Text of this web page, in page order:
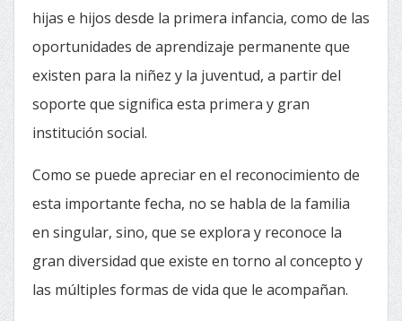
hijas e hijos desde la primera infancia, como de las
oportunidades de aprendizaje permanente que
existen para la niñez y la juventud, a partir del
soporte que significa esta primera y gran
institución social.
Como se puede apreciar en el reconocimiento de
esta importante fecha, no se habla de la familia
en singular, sino, que se explora y reconoce la
gran diversidad que existe en torno al concepto y
las múltiples formas de vida que le acompañan.